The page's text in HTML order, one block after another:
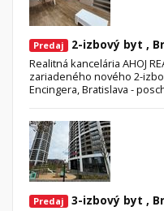
Predaj 2-izbový byt ,
Realitná kancelária AHOJ
zariadeného nového 2-
Encingera, Bratislava -
Predaj 3-izbový byt ,